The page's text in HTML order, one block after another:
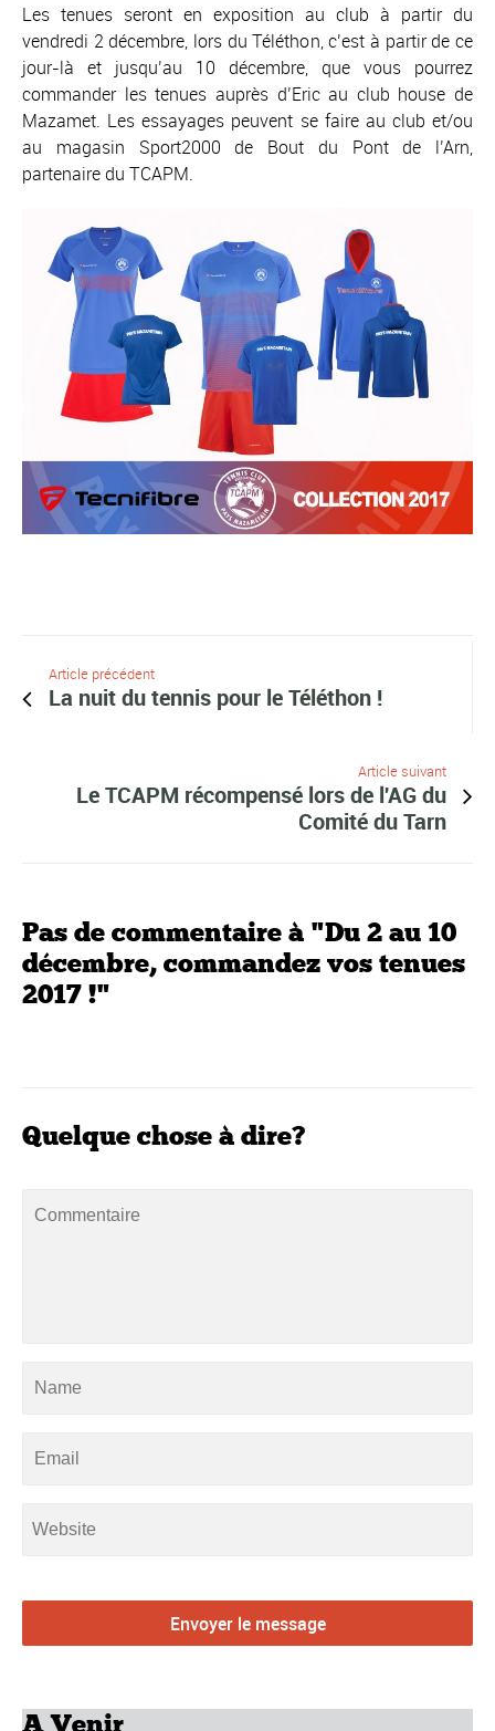
Les tenues seront en exposition au club à partir du
vendredi 2 décembre, lors du Téléthon, c’est à partir de ce
jour-là et jusqu’au 10 décembre, que vous pourrez
commander les tenues auprès d’Eric au club house de
Mazamet. Les essayages peuvent se faire au club et/ou
au magasin Sport2000 de Bout du Pont de l’Arn,
partenaire du TCAPM.
Article précédent
La nuit du tennis pour le Téléthon !
Article suivant
Le TCAPM récompensé lors de l'AG du
Comité du Tarn
Pas de commentaire à "Du 2 au 10
décembre, commandez vos tenues
2017 !"
Quelque chose à dire?
A Venir